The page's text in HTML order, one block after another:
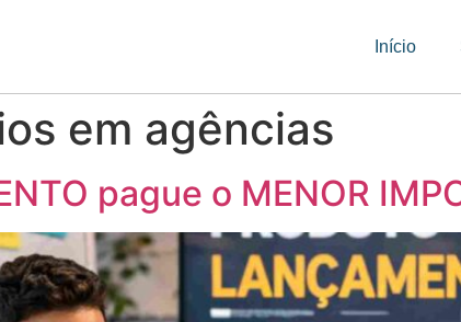
Início
em agências
pague o MENOR